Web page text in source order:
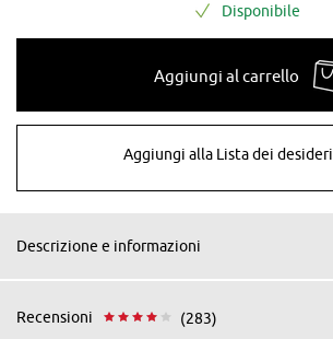
Disponibile
Aggiungi al carrello
Aggiungi alla Lista dei desideri
Descrizione e informazioni
Recensioni (283)